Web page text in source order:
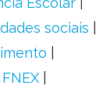
sociais
FNEX